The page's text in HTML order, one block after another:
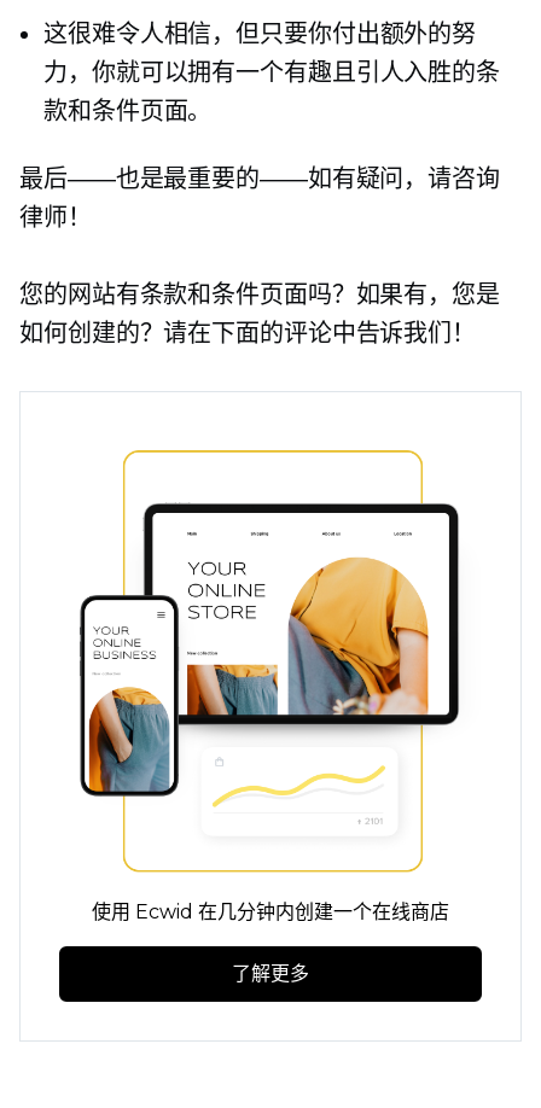
这很难令人相信，但只要你付出额外的努
力，你就可以拥有一个有趣且引人入胜的条
款和条件页面。
最后——也是最重要的——如有疑问，请咨询
律师！
您的网站有条款和条件页面吗？如果有，您是
如何创建的？请在下面的评论中告诉我们！
使用 Ecwid 在几分钟内创建一个在线商店
了解更多